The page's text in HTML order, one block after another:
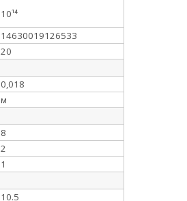
10¹⁴
14630019126533
20
0,018
м
8
2
1
10.5